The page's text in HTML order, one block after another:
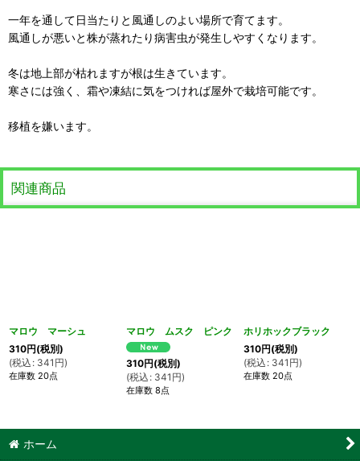
一年を通して日当たりと風通しのよい場所で育てます。
風通しが悪いと株が蒸れたり病害虫が発生しやすくなります。
冬は地上部が枯れますが根は生きています。
寒さには強く、霜や凍結に気をつければ屋外で栽培可能です。
移植を嫌います。
関連商品
マロウ マーシュ
310円(税別)
(税込 : 341 円)
在庫数 20点
マロウ ムスク ピンク
310円(税別)
(税込 : 341 円)
在庫数 8点
ホリホックブラック
310円(税別)
(税込 : 341 円)
在庫数 20点
ホーム